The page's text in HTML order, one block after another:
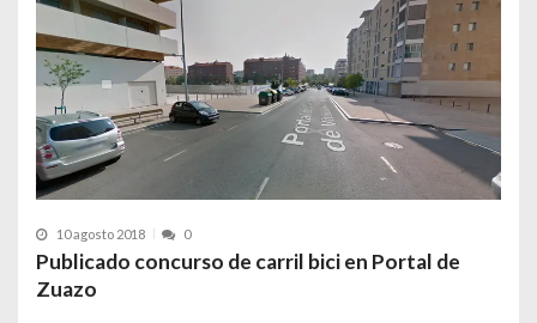
10 agosto 2018 0
Publicado concurso de carril bici en Portal de
Zuazo